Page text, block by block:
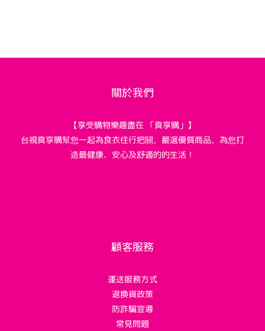
關於我們
【享受購物樂趣盡在 「真享購」】
台視真享購幫您一起為食衣住行把關，嚴選優質商品，為您打
造最健康、安心及舒適的的生活！
顧客服務
運送服務方式
退換貨政策
防詐騙宣導
常見問題